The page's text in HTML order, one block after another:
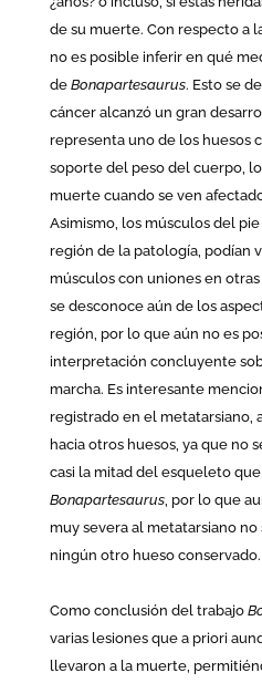
de su muerte. Con respecto a
no es posible inferir en qué
de Bonapartesaurus. Esto se
cáncer alcanzó un gran
representa uno de los huesos
soporte del peso del cuerpo,
muerte cuando se ven
Asimismo, los músculos del
región de la patología, podían
músculos con uniones en
se desconoce aún de los
región, por lo que aún no es
interpretación concluyente
marcha. Es interesante
registrado en el metatarsiano,
hacia otros huesos, ya que no
casi la mitad del esqueleto
Bonapartesaurus, por lo que
muy severa al metatarsiano no
ningún otro hueso conservado.
Como conclusión del trabajo
varias lesiones que a priori
llevaron a la muerte,